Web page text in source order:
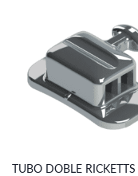
TUBO DOBLE